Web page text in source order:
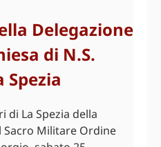
Delegazione
di N.S.
Spezia
di La Spezia della
Sacro Militare Ordine